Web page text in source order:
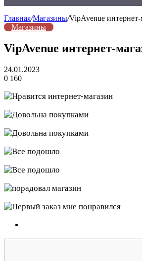
Главная/Магазины/VipAvenue
Магазины
VipAvenue интернет-
24.01.2023
0 160